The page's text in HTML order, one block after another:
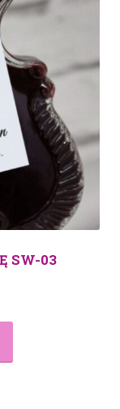
SW-03